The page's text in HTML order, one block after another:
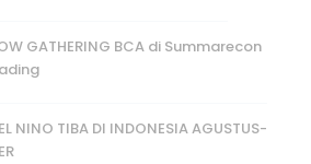
GATHERING BCA di Summarecon
NINO TIBA DI INDONESIA AGUSTUS-